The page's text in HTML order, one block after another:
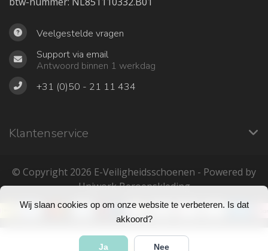
Wij slaan cookies op om onze website te verbeteren. Is dat
akkoord?
Ja Nee
Veelgestelde vragen
Support via email
Antwoord binnen 1 werkdag
+31 (0)50 - 21 11 434
Klantenservice
© Copyright 2026 ‎E-Veiligheidsschoenen - Powered by
Uniwork Beroepskleding